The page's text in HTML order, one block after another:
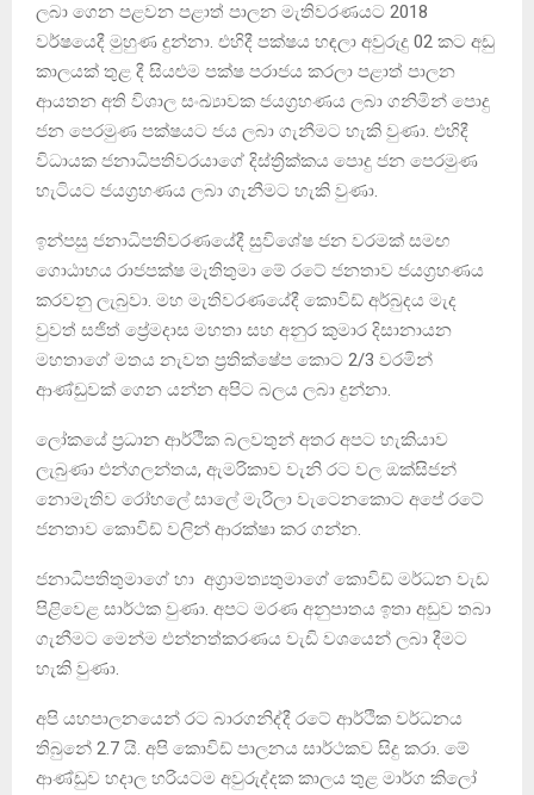
ලබා ගෙන පළවන පළාත් පාලන මැතිවරණයට 2018
වර්ෂයෙදී මුහුණ දුන්නා. එහිදී පක්ෂය හඳලා අවුරුදු 02 කට අඩු
කාලයක් තුළ දී සියළුම පක්ෂ පරාජය කරලා පළාත් පාලන
ආයතන අති විශාල සංඛ්‍යාවක ජයග්‍රහණය ලබා ගනිමින් පොදු
ජන පෙරමුණ පක්ෂයට ජය ලබා ගැනීමට හැකි වුණා. එහිදී
විධායක ජනාධිපතිවරයාගේ දිස්ත්‍රික්කය පොදු ජන පෙරමුණ
හැටියට ජයග්‍රහණය ලබා ගැනීමට හැකි වුණා.
ඉන්පසු ජනාධිපතිවරණයේදී සුවිශේෂ ජන වරමක් සමඟ
ගොඨාභය රාජපක්ෂ මැතිතුමා මේ රටේ ජනතාව ජයග්‍රහණය
කරවනු ලැබුවා. මහ මැතිවරණයේදී කොවිඩ් අර්බුදය මැද
වුවත් සජිත් ප්‍රේමදාස මහතා සහ අනුර කුමාර දිසානායන
මහතාගේ මතය නැවත ප්‍රතික්ෂේප කොට 2/3 වරමින්
ආණ්ඩුවක් ගෙන යන්න අපිට බලය ලබා දුන්නා.
ලෝකයේ ප්‍රධාන ආර්ථික බලවතුන් අතර අපට හැකියාව
ලැබුණා එන්ගලන්තය, ඇමරිකාව වැනි රට වල ඔක්සිජන්
නොමැතිව රෝහලේ සාලේ මැරිලා වැටෙනකොට අපේ රටේ
ජනතාව කොවිඩ් වලින් ආරක්ෂා කර ගන්න.
ජනාධිපතිතුමාගේ හා අග්‍රාමත්‍යතුමාගේ කොවිඩ් මර්ධන වැඩ
පිළිවෙළ සාර්ථක වුණා. අපට මරණ අනුපාතය ඉතා අඩුව තබා
ගැනීමට මෙන්ම එන්නත්කරණය වැඩි වශයෙන් ලබා දීමට
හැකි වුණා.
අපි යහපාලනයෙන් රට බාරගනිද්දී රටේ ආර්ථික වර්ධනය
තිබුනේ 2.7 යි. අපි කොවිඩ් පාලනය සාර්ථකව සිදු කරා. මේ
ආණ්ඩුව හදාල හරියටම අවුරුද්දක කාලය තුළ මාර්ග කිලෝ